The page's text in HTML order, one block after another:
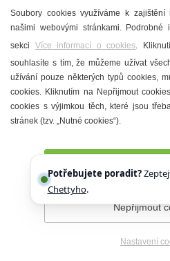
požárnickými přilbami,
chrámu, složili kostelní
odnesli je na faru. Od
se pak shromažďovali
zbořeniště a s
této vzácné stavební
nenahraditelné škodě
neštěstí, že k zřícení
později, kdy by se
před nedělními
a dalších dní proudili ke
okolních obcí, kam se
Soubory cookies využíváme k
našimi webovými stránkami.
sekci Více informací o cookies.
souhlasíte s tím, že můžeme užívat
užívání pouze některých typů cookies,
cookies. Kliknutím na Nepřijmout
cookies s výjimkou těch, které jsou
stránek (tzv. „Nutné cookies“).
Nepřijmout
Nastavení
Potřebujete poradit?
Chettyho.